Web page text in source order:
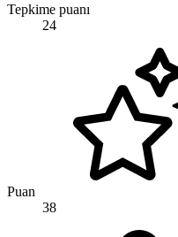
Tepkime puanı
24
Puan
38